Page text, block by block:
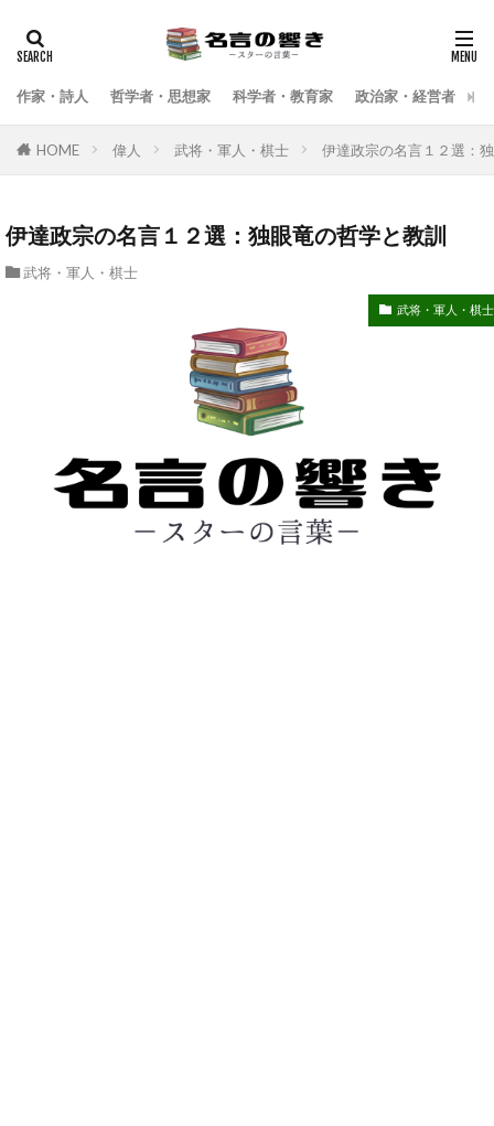
作家・詩人 哲学者・思想家 科学者・教育家 政治家・経営者
HOME 偉人 武将・軍人・棋士 伊達政宗の名言１２選：
伊達政宗の名言１２選：独眼竜の哲学と教訓
武将・軍人・棋士
武将・軍人・棋士
検索